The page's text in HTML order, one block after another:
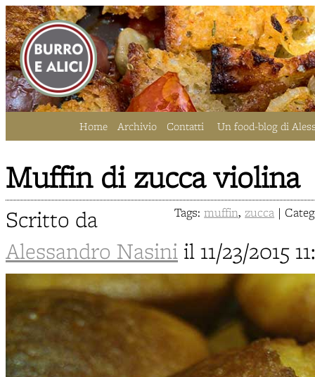
Home Archivio Contatti Un food-blog di
Muffin di zucca violina
Tags:muffin,zucca |
Scritto da
Alessandro Nasini il 11/23/2015